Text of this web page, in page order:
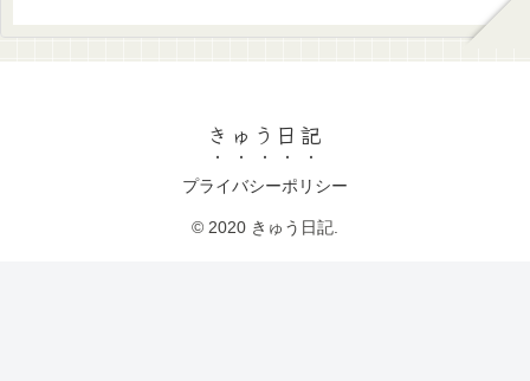
きゅう日記
プライバシーポリシー
© 2020 きゅう日記.